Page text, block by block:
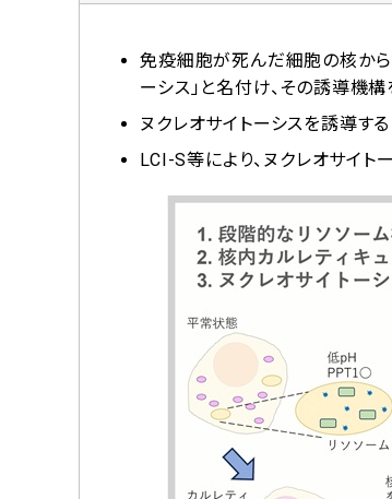
免疫細胞が死んだ細胞の核から
ーシス」と名付け、その誘導機構
ヌクレオサイトーシスを誘導す
LCI-S等により、ヌクレオサイ